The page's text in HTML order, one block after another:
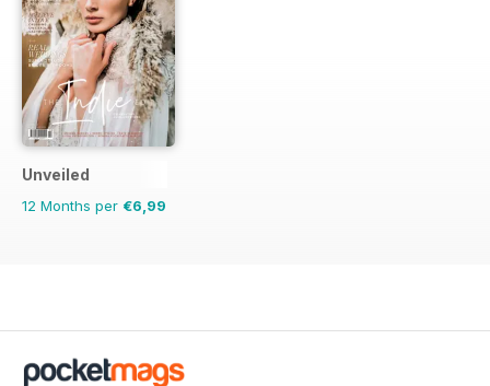
Unveiled
12 Months per €6,99